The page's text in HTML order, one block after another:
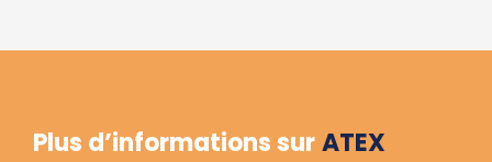
Plus d’informations surATEX